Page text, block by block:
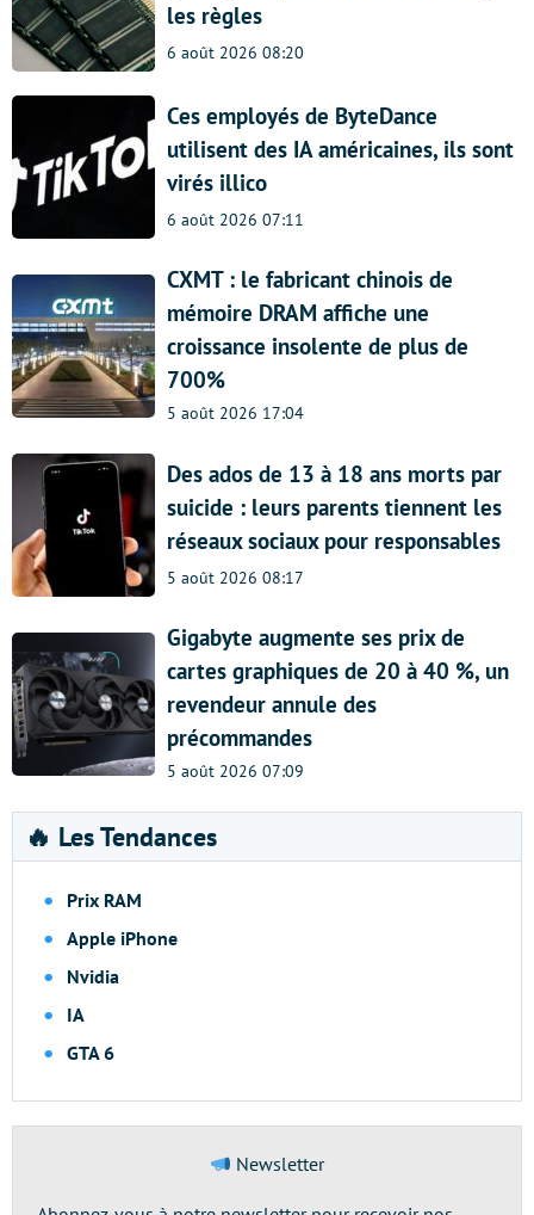
les règles
6 août 2026 08:20
Ces employés de ByteDance
utilisent des IA américaines, ils sont
virés illico
6 août 2026 07:11
CXMT : le fabricant chinois de
mémoire DRAM affiche une
croissance insolente de plus de
700%
5 août 2026 17:04
Des ados de 13 à 18 ans morts par
suicide : leurs parents tiennent les
réseaux sociaux pour responsables
5 août 2026 08:17
Gigabyte augmente ses prix de
cartes graphiques de 20 à 40 %, un
revendeur annule des
précommandes
5 août 2026 07:09
🔥 Les Tendances
Prix RAM
Apple iPhone
Nvidia
IA
GTA 6
Newsletter